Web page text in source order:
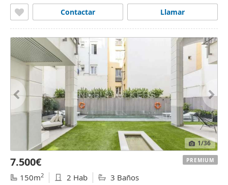
Llamar
Contactar
1/36
7.500€
150m2 2 Hab 3 Baños
PREMIUM